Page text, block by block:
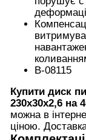
B-08115
Купити диск
230х30х2,6 на
можна в
ціною.